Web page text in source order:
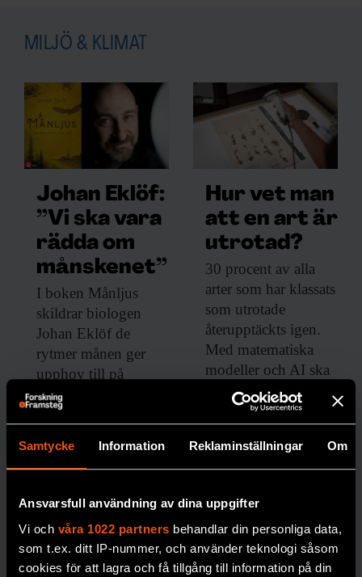
Samtycke Information Reklaminställningar Om
Ansvarsfull användning av dina uppgifter
Vi och våra 1022 partners behandlar din personliga data,
som t.ex. ditt IP-nummer, och använder teknologi såsom
cookies för att lagra och få tillgång till information på din
MILJÖ & KLIMAT
Johan Eklöf:
”Vi ska vara
rädda om
månskenet”
I boken Månljus
skildrar biologen
Johan Eklöf de
rytmer månen ger
upphov till på
jorden.
MÅNEN
Hur vet man
att en art är
utrotad?
30 procent av alla
arter som har klassats
som utrotade
återupptäckts igen.
Med matematiska
modeller och AI ska
bedömningarna få
bättre precision.